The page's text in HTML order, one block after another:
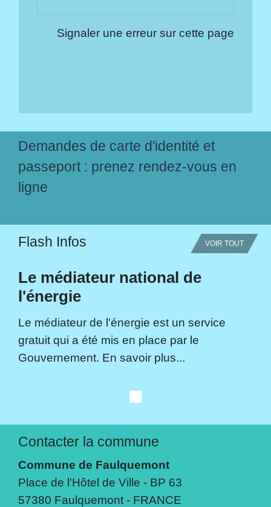
Signaler une erreur sur cette page
Demandes de carte d'identité et
passeport : prenez rendez-vous en
ligne
Flash Infos VOIR TOUT
Le médiateur national de
l'énergie
Le médiateur de l'énergie est un service
gratuit qui a été mis en place par le
Gouvernement. En savoir plus...
Contacter la commune
Commune de Faulquemont
Place de l'Hôtel de Ville - BP 63
57380 Faulquemont - FRANCE